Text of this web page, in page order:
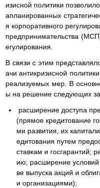
изисной политики
апланированных
я корпоративного
предпринимательства
егулирования.
В связи с этим
ачи антикризисной
реализуемых мер. В
ы на решение следующих
расширение доступа
(прямое кредитование
ми развития, их
едитования путем
ставкам и госгарантий;
ию; расширение
ве выпуска акций и
и организациями);